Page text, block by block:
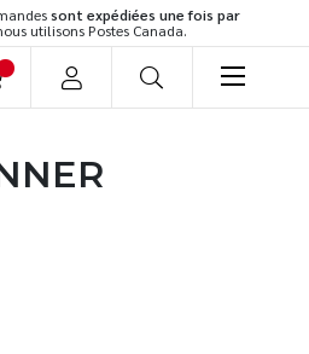
sont expédiées une fois par
utilisons Postes Canada.